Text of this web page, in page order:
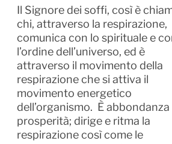
Il Signore dei soffi, così è
chi, attraverso la respirazione,
comunica con lo spirituale e
l’ordine dell’universo, ed è
attraverso il movimento della
respirazione che si attiva il
movimento energetico
dell’organismo. È abbondanza
prosperità; dirige e ritma la
respirazione così come le